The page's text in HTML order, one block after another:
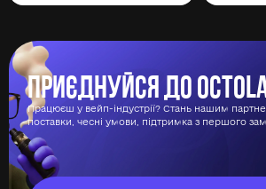
Приєднуйся до
Працюєш у вейп-індустрії? Стань нашим
поставки, чесні умови, підтримка з першого